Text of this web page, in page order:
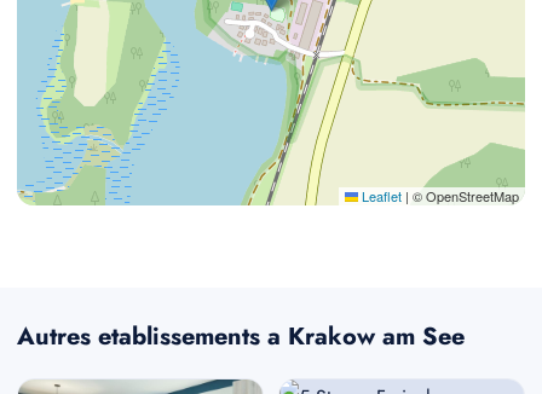
Leaflet | © OpenStreetMap
Autres etablissements a Krakow am See